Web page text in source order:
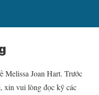
Melissa Joan Hart. Trước
xin vui lòng đọc kỹ các